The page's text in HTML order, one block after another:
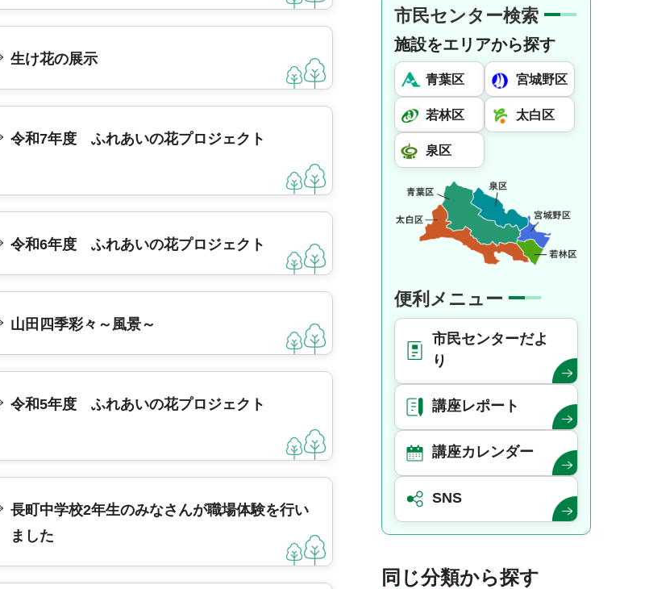
生け花の展示
令和7年度 ふれあいの花プロジェクト
令和6年度 ふれあいの花プロジェクト
山田四季彩々～風景～
令和5年度 ふれあいの花プロジェクト
長町中学校2年生のみなさんが職場体験を行い
ました
市民センター検索
施設をエリアから探す
青葉区 宮城野区
若林区 太白区
泉区
便利メニュー
市民センターだよ
り
講座レポート
講座カレンダー
SNS
同じ分類から探す